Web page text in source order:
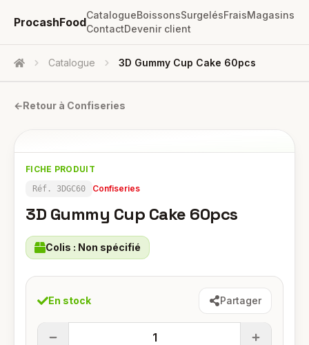
ProcashFood
CatalogueBoissonsSurgelésFraisMagasins
ContactDevenir client
Accueil Catalogue 3D Gummy Cup Cake 60pcs
←Retour à Confiseries
FICHE PRODUIT
Réf. 3DGC60 Confiseries
3D Gummy Cup Cake 60pcs
Colis : Non spécifié
En stock Partager
1